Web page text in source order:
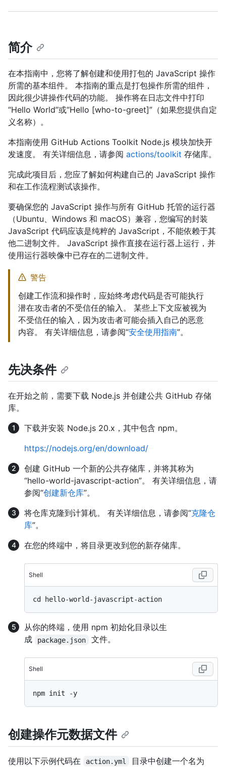
简介
在本指南中，您将了解创建和使用打包的 JavaScript 操作
所需的基本组件。 本指南的重点是打包操作所需的组件，
因此很少讲操作代码的功能。 操作将在日志文件中打印
“Hello World”或“Hello [who-to-greet]”（如果您提供自定
义名称）。
本指南使用 GitHub Actions Toolkit Node.js 模块加快开
发速度。 有关详细信息，请参阅 actions/toolkit 存储库。
完成此项目后，您应了解如何构建自己的 JavaScript 操作
和在工作流程测试该操作。
要确保您的 JavaScript 操作与所有 GitHub 托管的运行器
（Ubuntu、Windows 和 macOS）兼容，您编写的封装
JavaScript 代码应该是纯粹的 JavaScript，不能依赖于其
他二进制文件。 JavaScript 操作直接在运行器上运行，并
使用运行器映像中已存在的二进制文件。
警告
创建工作流和操作时，应始终考虑代码是否可能执行
潜在攻击者的不受信任的输入。 某些上下文应被视为
不受信任的输入，因为攻击者可能会插入自己的恶意
内容。 有关详细信息，请参阅“安全使用指南”。
先决条件
在开始之前，需要下载 Node.js 并创建公共 GitHub 存储
库。
下载并安装 Node.js 20.x，其中包含 npm。
https://nodejs.org/en/download/
创建 GitHub 一个新的公共存储库，并将其称为
“hello-world-javascript-action”。 有关详细信息，请
参阅“创建新仓库”。
将仓库克隆到计算机。 有关详细信息，请参阅“克隆仓
库”。
在您的终端中，将目录更改到您的新存储库。
Shell
从你的终端，使用 npm 初始化目录以生
成
package.json 文件。
Shell
创建操作元数据文件
使用以下示例代码在 action.yml 目录中创建一个名为